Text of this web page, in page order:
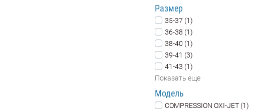
Размер
35-37 (1)
36-38 (1)
38-40 (1)
39-41 (3)
41-43 (1)
Показать еще
Модель
COMPRESSION OXI-JET (1)